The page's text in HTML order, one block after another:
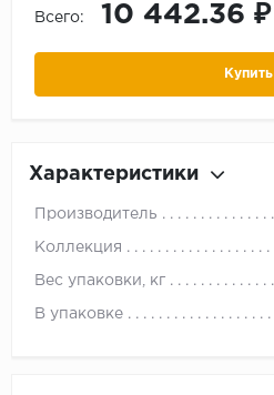
Всего: 10 442.36 ₽
Купить
Характеристики
Производитель
Коллекция
Вес упаковки, кг
В упаковке